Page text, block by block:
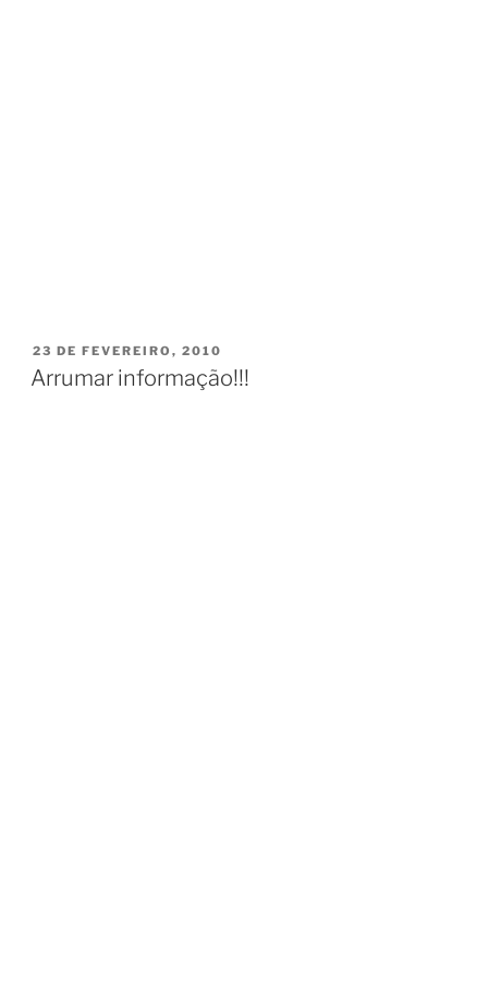
PUBLICADO
EM
23 DE FEVEREIRO, 2010
Arrumar informação!!!